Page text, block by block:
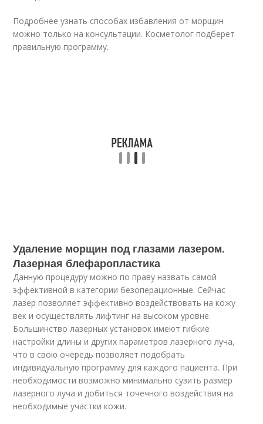
Подробнее узнать способах избавления от морщин
можно только на консультации. Косметолог подберет
правильную программу.
Удаление морщин под глазами лазером.
Лазерная блефаропластика
Данную процедуру можно по праву назвать самой
эффективной в категории безоперационные. Сейчас
лазер позволяет эффективно воздействовать на кожу
век и осуществлять лифтинг на высоком уровне.
Большинство лазерных установок имеют гибкие
настройки длины и других параметров лазерного луча,
что в свою очередь позволяет подобрать
индивидуальную программу для каждого пациента. При
необходимости возможно минимально сузить размер
лазерного луча и добиться точечного воздействия на
необходимые участки кожи.